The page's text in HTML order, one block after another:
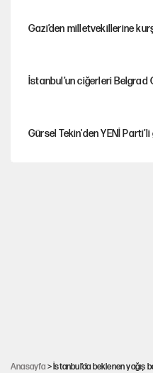
Gazi’den milletvekillerine
İstanbul’un ciğerleri Belgrad
Gürsel Tekin'den YENİ
Anasayfa > İstanbul’da beklenen yağış